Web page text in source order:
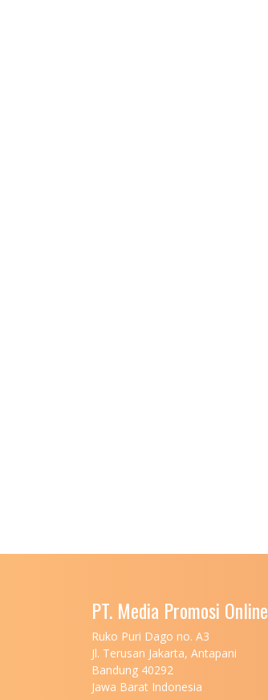
PT. Media Promosi Online
Ruko Puri Dago no. A3
Jl. Terusan Jakarta, Antapani
Bandung 40292
Jawa Barat Indonesia